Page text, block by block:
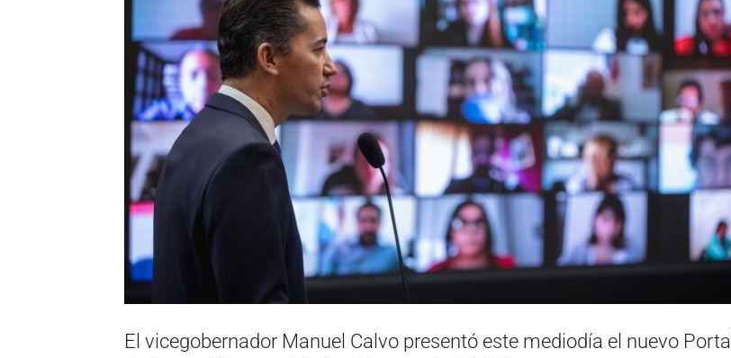
El vicegobernador Manuel Calvo presentó este mediodía el nuevo Portal